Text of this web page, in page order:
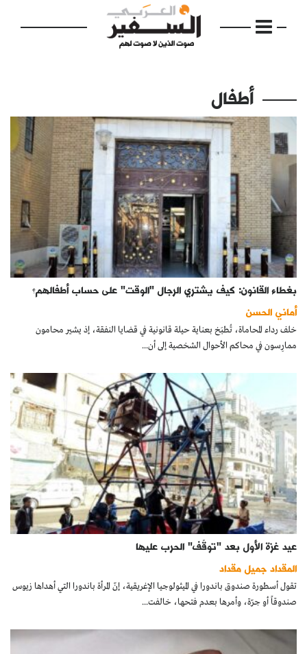
الرئيسية
مواضيع
إفتتاحية
فكرة
دفاتر
بالصورة
كتّابنا
الأرشيف
أطفال
بغطاء القانون: كيف يشتري الرجال "الوقت" على حساب أطفالهم؟
أماني الحسن
خلف رداء المحاماة، تُطبَخ بعناية حيلة قانونية في قضايا النفقة، إذ يشير محامون
ممارِسون في محاكم الأحوال الشخصية إلى أن...
عيد غزة الأول بعد "توقّف" الحرب عليها
المقداد جميل مقداد
تقول أسطورة صندوق باندورا في الميثولوجيا الإغريقية، إنّ المرأة باندورا التي أهداها زيوس
صندوقاً أو جرّة، وأمرها بعدم فتحها، خالفت...